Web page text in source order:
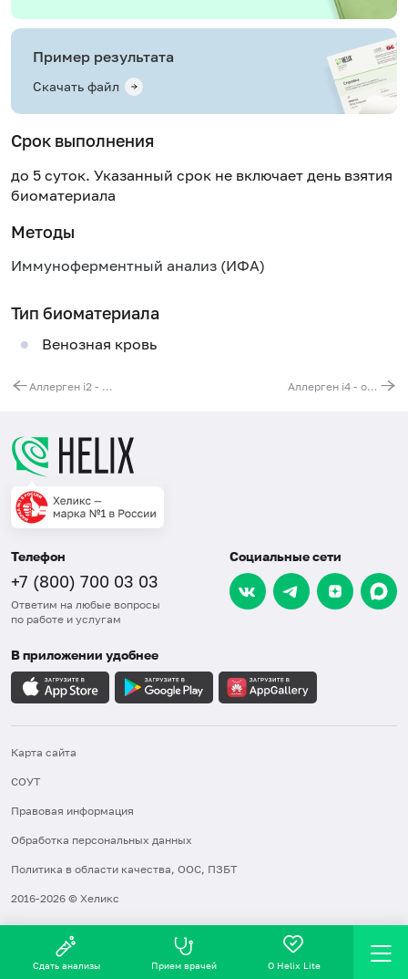
Пример результата
Скачать файл
Срок выполнения
до 5 суток. Указанный срок не включает день взятия
биоматериала
Методы
Иммуноферментный анализ (ИФА)
Тип биоматериала
Венозная кровь
Аллерген i2 - шершень, IgE Аллерген i4 - осиный яд (Polistes spp.), IgE
Телефон
+7 (800) 700 03 03
Ответим на любые вопросы
по работе и услугам
Социальные сети
В приложении удобнее
Карта сайта
СОУТ
Правовая информация
Обработка персональных данных
Политика в области качества, ООС, ПЗБТ
2016-2026 © Хеликс
Сдать анализы Прием врачей О Helix Lite